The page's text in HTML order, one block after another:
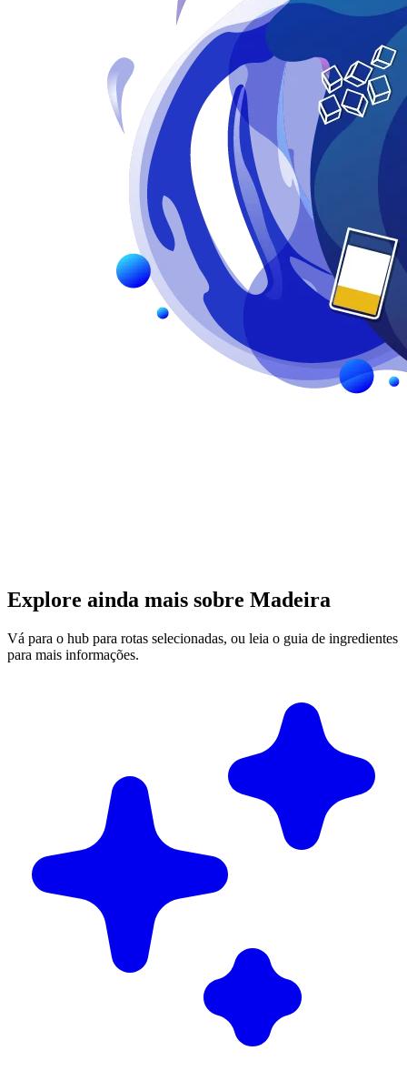
Explore ainda mais sobre Madeira
Vá para o hub para rotas selecionadas, ou leia o guia de ingredientes
para mais informações.